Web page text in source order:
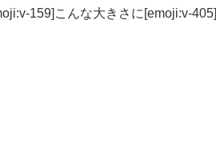
159]こんな大きさに[emoji:v-405]